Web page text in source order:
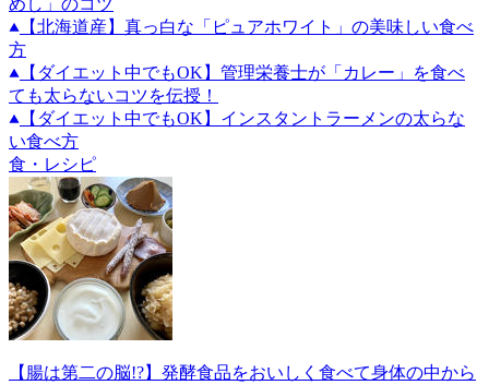
めし」のコツ
【北海道産】真っ白な「ピュアホワイト」の美味しい食べ
方
【ダイエット中でもOK】管理栄養士が「カレー」を食べ
ても太らないコツを伝授！
【ダイエット中でもOK】インスタントラーメンの太らな
い食べ方
食・レシピ
【腸は第二の脳!?】発酵食品をおいしく食べて身体の中から